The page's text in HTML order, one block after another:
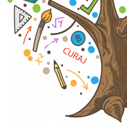
Sticker Harta Lumii
Stickere Cu Model Repetitiv
Stickere Perete Pentru Camera
De Zi
Stickere Pentru Bucatarie
Stickere pentru Usi
Stickere pentru Scari
Stickere pentru Podea